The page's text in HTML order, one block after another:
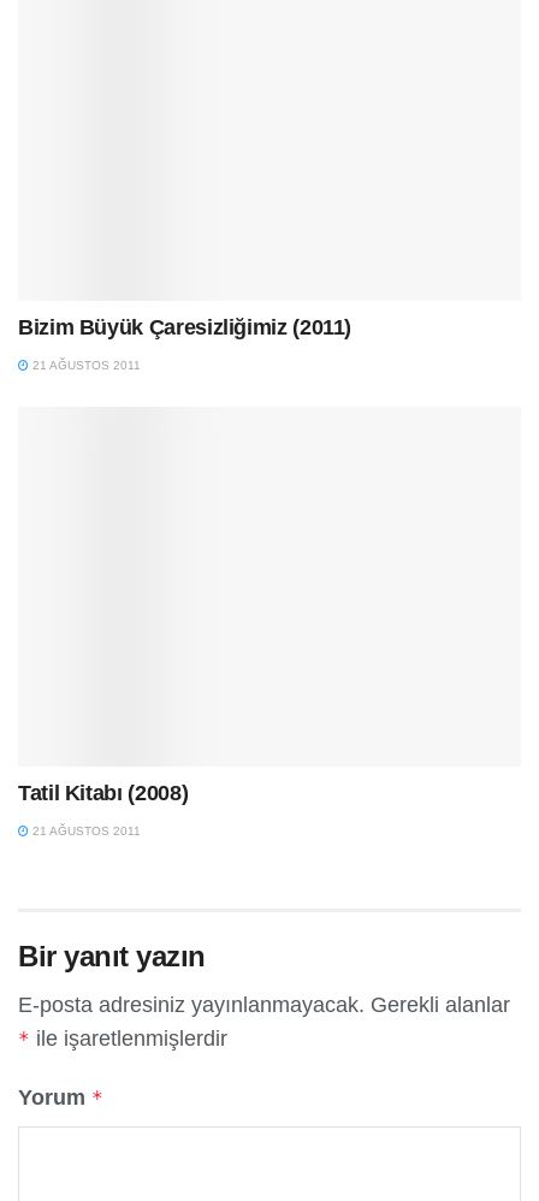
Bizim Büyük Çaresizliğimiz (2011)
21 AĞUSTOS 2011
Tatil Kitabı (2008)
21 AĞUSTOS 2011
Bir yanıt yazın
E-posta adresiniz yayınlanmayacak. Gerekli alanlar
* ile işaretlenmişlerdir
Yorum *